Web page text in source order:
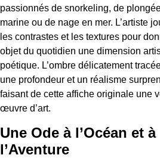
passionnés de snorkeling, de
marine ou de nage en mer. L’artiste
les contrastes et les textures pour
objet du quotidien une dimension
poétique. L’ombre délicatement
une profondeur et un réalisme
faisant de cette affiche originale une
œuvre d’art.
Une Ode à l’Océan et à
l’Aventure